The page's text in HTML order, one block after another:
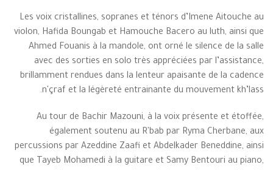
Les voix cristallines, sopranes et ténors d’Imene Aitouche au
violon, Hafida Boungab et Hamouche Bacero au luth, ainsi que
Ahmed Fouanis à la mandole, ont orné le silence de la salle
avec des sorties en solo très appréciées par l’assistance,
brillamment rendues dans la lenteur apaisante de la cadence
n'çraf et la légèreté entrainante du mouvement kh’lass.
Au tour de Bachir Mazouni, à la voix présente et étoffée,
également soutenu au R'bab par Ryma Cherbane, aux
percussions par Azeddine Zaafi et Abdelkader Beneddine, ainsi
que Tayeb Mohamedi à la guitare et Samy Bentouri au piano,